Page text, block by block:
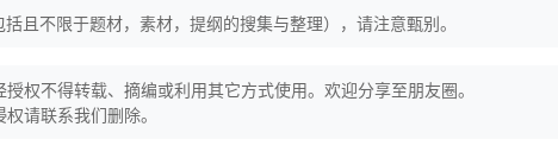
且不限于题材，素材，提纲的搜集与整理），请注意甄别。
权不得转载、摘编或利用其它方式使用。欢迎分享至朋友圈。
请联系我们删除。